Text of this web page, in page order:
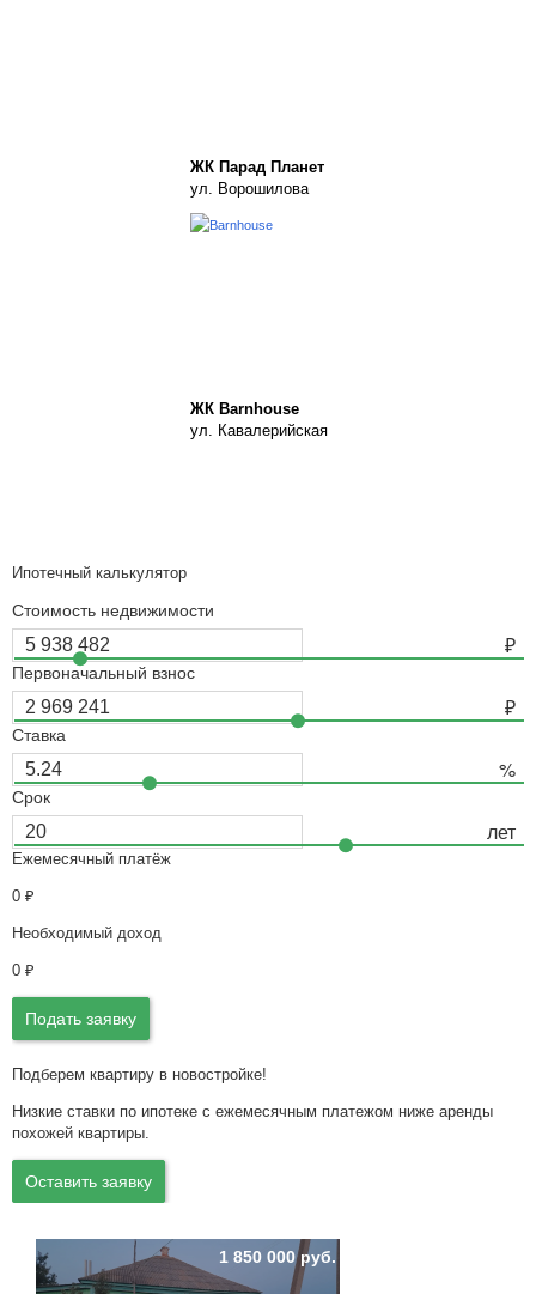
ЖК Парад Планет
ул. Ворошилова
ЖК Barnhouse
ул. Кавалерийская
Ипотечный калькулятор
Стоимость недвижимости
Первоначальный взнос
Ставка
Срок
Ежемесячный платёж
0 ₽
Необходимый доход
0 ₽
Подать заявку
Подберем квартиру в новостройке!
Низкие ставки по ипотеке с ежемесячным платежом ниже аренды
похожей квартиры.
Оставить заявку
1 850 000 руб.